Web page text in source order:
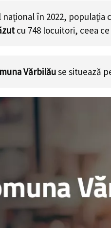
în 2022, populația
cu 748 locuitori, ceea
Vărbilăuse situează